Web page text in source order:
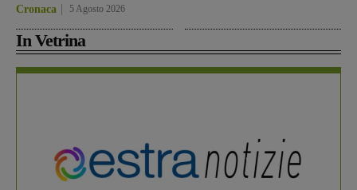
Cronaca 5 Agosto 2026
In Vetrina